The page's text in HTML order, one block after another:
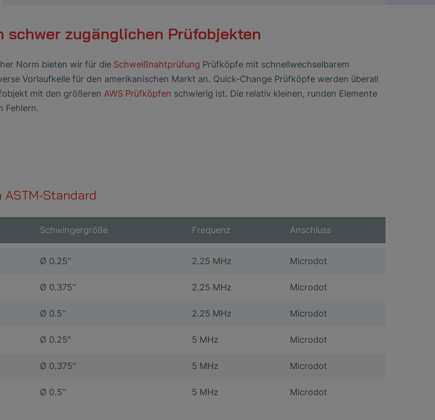
schwer zugänglichen Prüfobjekten
Norm bieten wir für die Schweißnahtprüfung Prüfköpfe mit schnellwechselbarem
Vorlaufkeile für den amerikanischen Markt an. Quick-Change Prüfköpfe werden überall
mit den größeren AWS Prüfköpfen schwierig ist. Die relativ kleinen, runden Elemente
Fehlern.
ASTM-Standard
Schwingergröße Frequenz Anschluss
Ø 0.25'' 2.25 MHz Microdot
Ø 0.375'' 2.25 MHz Microdot
Ø 0.5'' 2.25 MHz Microdot
Ø 0.25" 5 MHz Microdot
Ø 0.375'' 5 MHz Microdot
Ø 0.5'' 5 MHz Microdot